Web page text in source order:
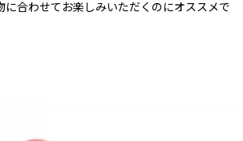
に合わせてお楽しみいただくのにオススメで